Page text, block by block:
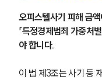
오피스텔사기 피해 금
「특정경제범죄 가중처
야 합니다.
이 법 제3조는 사기 등